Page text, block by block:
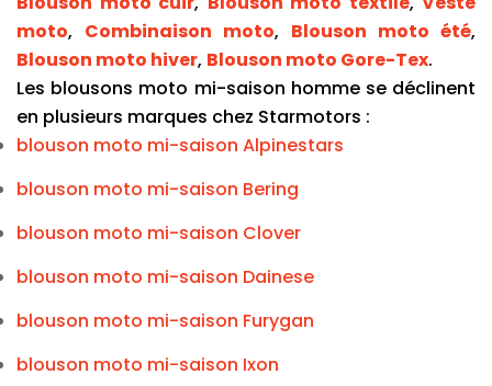
moto, Combinaison moto, Blouson moto été
Blouson moto hiver, Blouson moto Gore-Tex.
Les blousons moto mi-saison homme se déclinent
en plusieurs marques chez Starmotors :
blouson moto mi-saison Alpinestars
blouson moto mi-saison Bering
blouson moto mi-saison Clover
blouson moto mi-saison Dainese
blouson moto mi-saison Furygan
blouson moto mi-saison Ixon